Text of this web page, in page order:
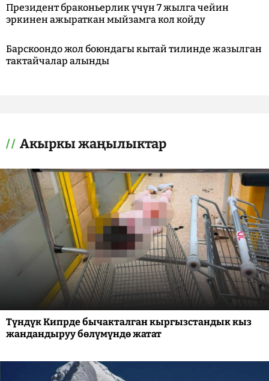
Президент браконьерлик үчүн 7 жылга чейин
эркинен ажыраткан мыйзамга кол койду
Барскоондо жол боюндагы кытай тилинде жазылган
тактайчалар алынды
Акыркы жаңылыктар
Түндүк Кипрде бычакталган кыргызстандык кыз
жандандыруу бөлүмүндө жатат